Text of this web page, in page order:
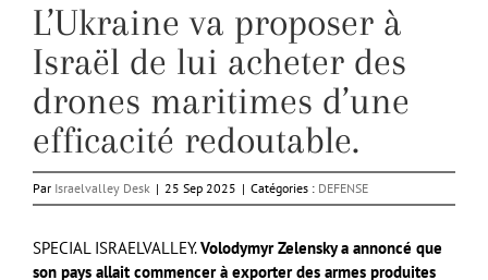
L’Ukraine va proposer à
Israël de lui acheter des
drones maritimes d’une
efficacité redoutable.
Par Israelvalley Desk | 25 Sep 2025 | Catégories : DEFENSE
SPECIAL ISRAELVALLEY.Volodymyr Zelensky a annoncé que
son pays allait commencer à exporter des armes produites